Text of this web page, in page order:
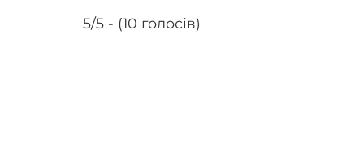
5/5 - (10 голосів)